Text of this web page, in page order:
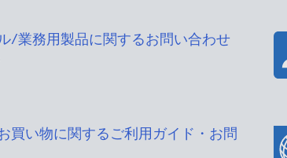
/業務用製品に関するお問い合わせ
買い物に関するご利用ガイド・お問